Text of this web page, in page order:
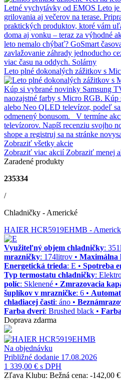
Letné vychytávky od EMOS Leto je
grilovania aj večerov na terase.
praktických produktov, ktoré vám
doma aj vonku – teraz za výhodné
leto nemalo chýbať? GoSmart
zavlažovanie záhrady jednoducho
viac času na oddych. Solárny
Leto plné dokonalých zážitkov s
Kúp si vybrané novinky Samsung
naozajstné farby s Micro RGB.
alebo Neo QLED televízor, podeľ
odmenený bonusom. V termíne
televízorov. Napíš recenziu svojho
shope a registruj sa na stránke
Zobraziť všetky akcie
Zobraziť viac akcií Zobraziť menej
Zaradené produkty
235334
/
Chladničky - Americké
HAIER HCR5919EHMB -
Využiteľný objem chladničky:
mrazničky: 174litrov • Maximálna
Energetická trieda: E • Spotreba
Typ termostatu chladničky:
políc: Sklenené • Zmrazovacia
šuplíkov v mrazničke: 6 •
chladiacej časti: áno •
Farba dverí: Brushed black •
Doprava zdarma
Na objednávku
Približné dodanie 17.08.2026
1 339,00 € s DPH
Zľava Klubu: Bežná cena: -142,00 €